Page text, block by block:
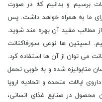
برسیم و بدانیم که در صورت
ما به همراه خواهد داشت. پس
مطالب مفید آن بهره مند شوید.
لسیتین ها نوعی سورفاکتانت
می توان از آن ها استفاده کرد.
متابولیزه شده و به خوبی تحمل
ایالات متحده و اتحادیه اروپا
در صنایع غذای انسانی،